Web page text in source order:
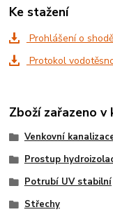
Ke stažení
Prohlášení o shodě
Protokol
Zboží zařazeno v
Venkovní
Prostup
Potrubí UV stabilní
Střechy